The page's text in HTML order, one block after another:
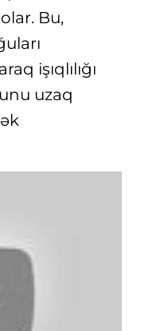
Bu,
işıqlılığı
uzaq